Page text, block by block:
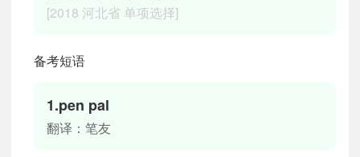
[2018 河北省 单项选择]
备考短语
1.pen pal
翻译：笔友